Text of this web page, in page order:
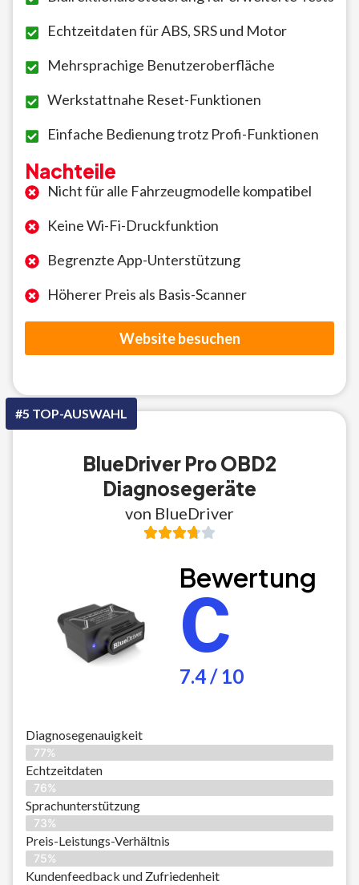
Echtzeitdaten für ABS, SRS und Motor
Mehrsprachige Benutzeroberfläche
Werkstattnahe Reset-Funktionen
Einfache Bedienung trotz Profi-Funktionen
Nachteile
Nicht für alle Fahrzeugmodelle kompatibel
Keine Wi-Fi-Druckfunktion
Begrenzte App-Unterstützung
Höherer Preis als Basis-Scanner
Website besuchen
#5 TOP-AUSWAHL
BlueDriver Pro OBD2
Diagnosegeräte
von BlueDriver
Bewertung
C
7.4 / 10
Diagnosegenauigkeit
77%
Echtzeitdaten
76%
Sprachunterstützung
73%
Preis-Leistungs-Verhältnis
75%
Kundenfeedback und Zufriedenheit